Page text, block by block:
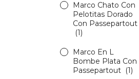
Marco Chato Con
Pelotitas Dorado
Con Passepartout
(1)
Marco En L
Bombe Plata Con
Passepartout (1)